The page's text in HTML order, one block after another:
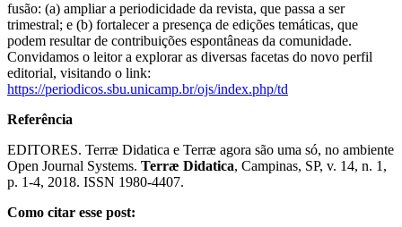
fusão: (a) ampliar a periodicidade da revista, que passa a ser
trimestral; e (b) fortalecer a presença de edições temáticas, que
podem resultar de contribuições espontâneas da comunidade.
Convidamos o leitor a explorar as diversas facetas do novo perfil
editorial, visitando o link:
https://periodicos.sbu.unicamp.br/ojs/index.php/td
Referência
EDITORES. Terræ Didatica e Terræ agora são uma só, no ambiente
Open Journal Systems. Terræ Didatica, Campinas, SP, v. 14, n. 1,
p. 1-4, 2018. ISSN 1980-4407.
Como citar esse post: